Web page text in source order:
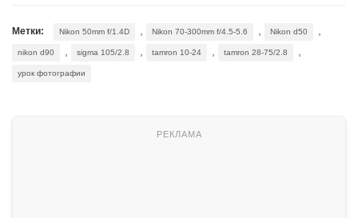
Метки: Nikon 50mm f/1.4D , Nikon 70-300mm f/4.5-5.6 , Nikon d50 ,
nikon d90 , sigma 105/2.8 , tamron 10-24 , tamron 28-75/2.8 ,
урок фотографии